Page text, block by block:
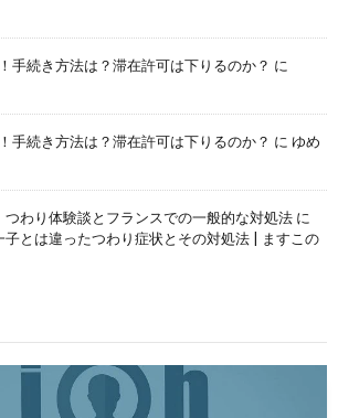
手続き方法は？滞在許可は下りるのか？ に
手続き方法は？滞在許可は下りるのか？ に ゆめ
つわり体験談とフランスでの一般的な対処法 に
子とは違ったつわり症状とその対処法 | ますこの